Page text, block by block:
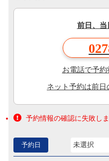
前日、当
お電話で予
ネット予約は前
予約情報の確認に失敗しま
予約日 未選択